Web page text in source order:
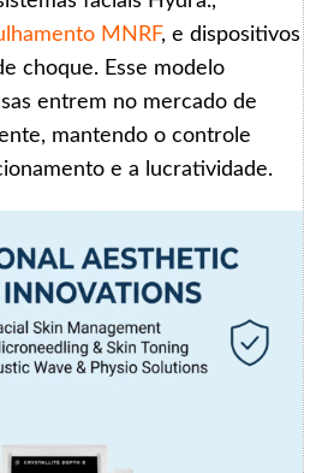
MNRF, e dispositivos
choque. Esse modelo
entrem no mercado de
mantendo o controle
e a lucratividade.